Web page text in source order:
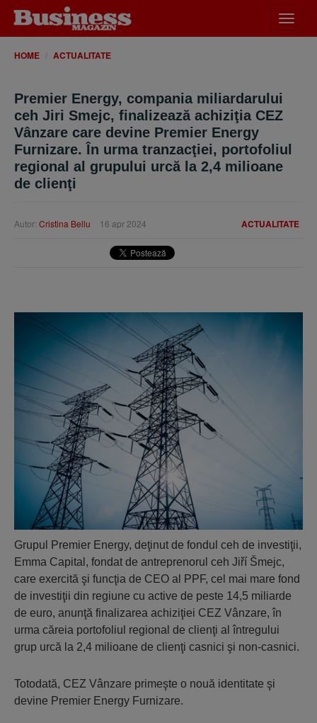
meniu
HOME ACTUALITATE
Premier Energy, compania miliardarului
ceh Jiri Smejc, finalizează achiziţia CEZ
Vânzare care devine Premier Energy
Furnizare. În urma tranzacţiei, portofoliul
regional al grupului urcă la 2,4 milioane
de clienţi
ACTUALITATE
Autor: Cristina Bellu 16 apr 2024
Grupul Premier Energy, deţinut de fondul ceh de investiţii,
Emma Capital, fondat de antreprenorul ceh Jiří Šmejc,
care exercită şi funcţia de CEO al PPF, cel mai mare fond
de investiţii din regiune cu active de peste 14,5 miliarde
de euro, anunţă finalizarea achiziţiei CEZ Vânzare, în
urma căreia portofoliul regional de clienţi al întregului
grup urcă la 2,4 milioane de clienţi casnici şi non-casnici.
Totodată, CEZ Vânzare primeşte o nouă identitate şi
devine Premier Energy Furnizare.